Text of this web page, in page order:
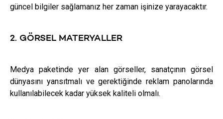
güncel bilgiler sağlamanız her zaman işinize yarayacaktır.
2. GÖRSEL MATERYALLER
Medya paketinde yer alan görseller, sanatçının görsel
dünyasını yansıtmalı ve gerektiğinde reklam panolarında
kullanılabilecek kadar yüksek kaliteli olmalı.